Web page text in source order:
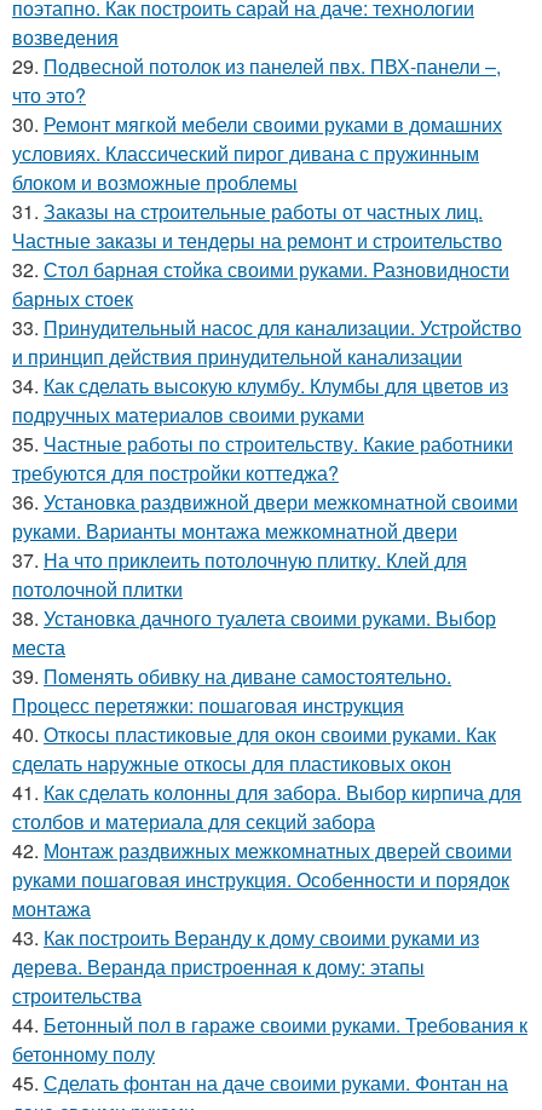
поэтапно. Как построить сарай на даче: технологии
возведения
29. Подвесной потолок из панелей пвх. ПВХ-панели –,
что это?
30. Ремонт мягкой мебели своими руками в домашних
условиях. Классический пирог дивана с пружинным
блоком и возможные проблемы
31. Заказы на строительные работы от частных лиц.
Частные заказы и тендеры на ремонт и строительство
32. Стол барная стойка своими руками. Разновидности
барных стоек
33. Принудительный насос для канализации. Устройство
и принцип действия принудительной канализации
34. Как сделать высокую клумбу. Клумбы для цветов из
подручных материалов своими руками
35. Частные работы по строительству. Какие работники
требуются для постройки коттеджа?
36. Установка раздвижной двери межкомнатной своими
руками. Варианты монтажа межкомнатной двери
37. На что приклеить потолочную плитку. Клей для
потолочной плитки
38. Установка дачного туалета своими руками. Выбор
места
39. Поменять обивку на диване самостоятельно.
Процесс перетяжки: пошаговая инструкция
40. Откосы пластиковые для окон своими руками. Как
сделать наружные откосы для пластиковых окон
41. Как сделать колонны для забора. Выбор кирпича для
столбов и материала для секций забора
42. Монтаж раздвижных межкомнатных дверей своими
руками пошаговая инструкция. Особенности и порядок
монтажа
43. Как построить Веранду к дому своими руками из
дерева. Веранда пристроенная к дому: этапы
строительства
44. Бетонный пол в гараже своими руками. Требования к
бетонному полу
45. Сделать фонтан на даче своими руками. Фонтан на